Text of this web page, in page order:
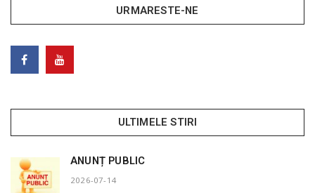
URMARESTE-NE
ULTIMELE STIRI
ANUNȚ PUBLIC
2026-07-14